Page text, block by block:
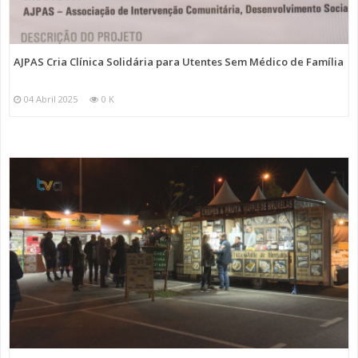
AJPAS Cria Clínica Solidária para Utentes Sem Médico de Família
04 Abril 2025 0 K